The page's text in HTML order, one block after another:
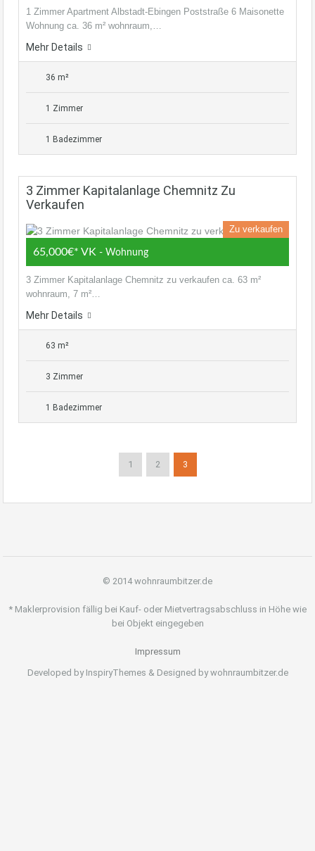
1 Zimmer Apartment Albstadt-Ebingen Poststraße 6 Maisonette
Wohnung ca. 36 m² wohnraum,…
Mehr Details
36 m²
1 Zimmer
1 Badezimmer
3 Zimmer Kapitalanlage Chemnitz Zu
Verkaufen
Zu verkaufen
65,000€* VK - Wohnung
3 Zimmer Kapitalanlage Chemnitz zu verkaufen ca. 63 m²
wohnraum, 7 m²…
Mehr Details
63 m²
3 Zimmer
1 Badezimmer
1 2 3
© 2014 wohnraumbitzer.de
* Maklerprovision fällig bei Kauf- oder Mietvertragsabschluss in Höhe wie
bei Objekt eingegeben
Impressum
Developed by InspiryThemes & Designed by wohnraumbitzer.de